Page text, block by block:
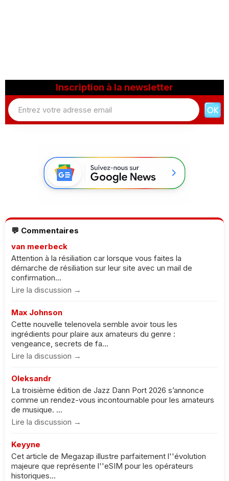
Inscription à la newsletter
💬 Commentaires
van meerbeck
Attention à la résiliation car lorsque vous faites la
démarche de résiliation sur leur site avec un mail de
confirmation...
Lire la discussion →
Max Johnson
Cette nouvelle telenovela semble avoir tous les
ingrédients pour plaire aux amateurs du genre :
vengeance, secrets de fa...
Lire la discussion →
Oleksandr
La troisième édition de Jazz Dann Port 2026 s’annonce
comme un rendez-vous incontournable pour les amateurs
de musique. ...
Lire la discussion →
Keyyne
Cet article de Megazap illustre parfaitement l''évolution
majeure que représente l''eSIM pour les opérateurs
historiques...